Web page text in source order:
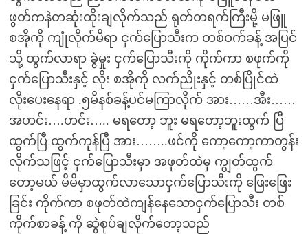
ဖွတ်ကနဲတဆုံးထိုးချလိုက်သည် ရုတ်တရက်ကြီးမို့ မဖြူ
စအိုကို ကျုံလိုက်မိရာ ငှက်ပြောသီးက တစ်ဝက်ခန့် အပြင်
သို့ ထွက်လာရာ ခွဲမှုး ငှက်ပြောသီးကို ကိုက်ကာ စဖုက်ကို
ငှက်ပြောသီးနှင့် လိုး စအိုကို လက်ညိုးနှင့် တစ်ပြိုင်ထဲ
လိုးပေးနေရာ .၅မိနစ်ခန့်ပင်မကြာလိုက် အား……အီး……
အဟင်း….ဟင်း….. မရတော့ ဘူး မရတော့ဘူးထွက် ပြီ
ထွက်ပြီ ထွက်ကုန်ပြီ အား……..ဖင်ကို ကော့ကော့ကာတွန်း
လိုက်သဖြင့် ငှက်ပြောသီးမှာ အဖုတ်ထဲမှ ကျွတ်ထွက်
တော့မယ် မိမိမှာထွက်လာသောငှက်ပြောသီးကို ဖြေးဖြေး
ခြင်း ကိုက်ကာ စဖုတ်ထဲကျန်နေသောငှက်ပြောသီး တစ်
ကိုက်စာခန့် ကို ဆွဲစုပ်ချလိုက်တော့သည်